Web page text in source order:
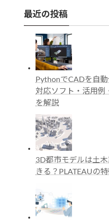
最近の投稿
PythonでCADを自
対応ソフト・活用例
を解説
3D都市モデルは土
きる？PLATEAUの